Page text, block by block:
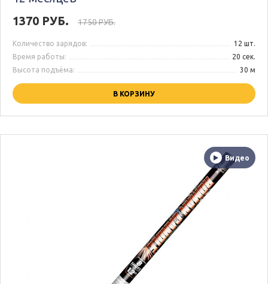
1370 РУБ.
1750 РУБ.
Количество зарядов:
12 шт.
Время работы:
20 сек.
Высота подъёма:
30 м
В КОРЗИНУ
Видео